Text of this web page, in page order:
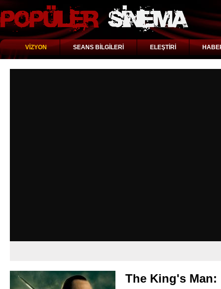
VİZYON SEANS BİLGİLERİ ELEŞTİRİ
The King's Man: